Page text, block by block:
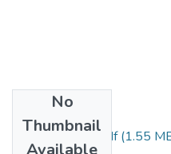
No
Thumbnail
Available
ولد يوسف نعيمة.pdf(1.55